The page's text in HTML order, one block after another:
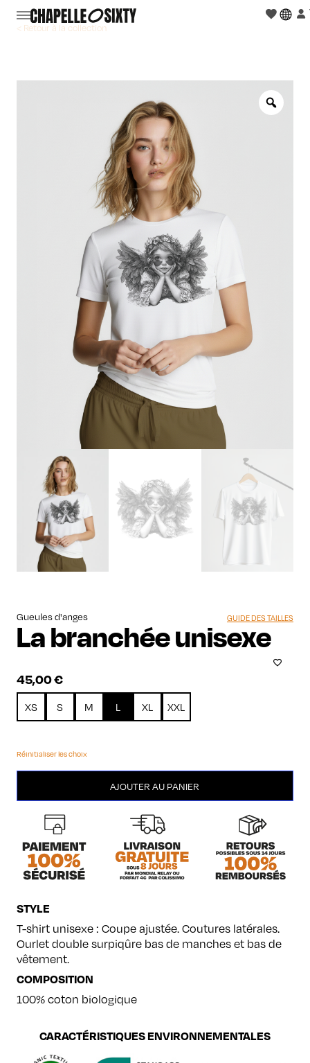
< Retour à la collection
Zoom
Gueules d'anges
La branchée unisexe
45,00€
GUIDE DES TAILLES
XS S M L XL XXL
Réinitialiser les choix
branchée
AJOUTER AU PANIER
STYLE
T-shirt unisexe : Coupe ajustée. Coutures latérales.
Ourlet double surpiqûre bas de manches et bas de
vêtement.
COMPOSITION
100% coton biologique
CARACTÉRISTIQUES ENVIRONNEMENTALES